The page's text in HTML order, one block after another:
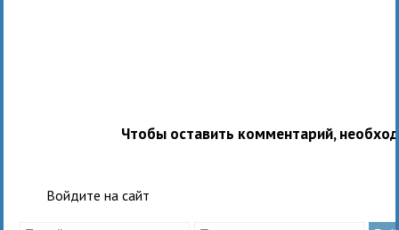
Чтобы оставить комментарий,
Войдите на сайт